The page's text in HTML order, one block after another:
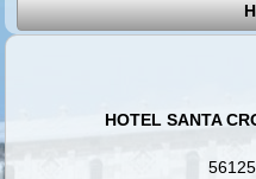
HOTEL SANTA